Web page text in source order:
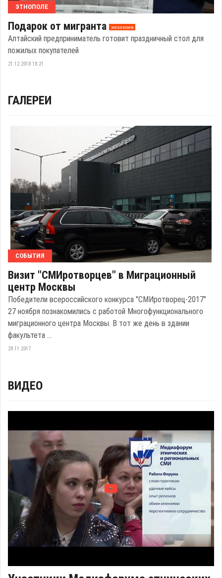
ЭТНОПОЛЕ
Подарок от мигранта эксклюзив
Алтайский предприниматель готовит праздничный стол для
пожилых покупателей
21.12.2018 18:21
ГАЛЕРЕИ
СОБЫТИЯ
Визит "СМИротворцев" в Миграционный
центр Москвы
Победители всероссийского конкурса "СМИротворец-2017"
27 ноября познакомились с работой Многофункционального
миграционного центра Москвы. В тот же день в здании
факультета ...
28.11.2017
ВИДЕО